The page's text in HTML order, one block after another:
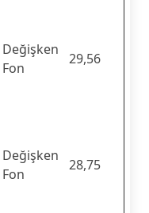
Değişken
Fon
29,56
Değişken
Fon
28,75